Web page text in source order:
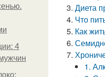
4
Диета
Что
Как
1.